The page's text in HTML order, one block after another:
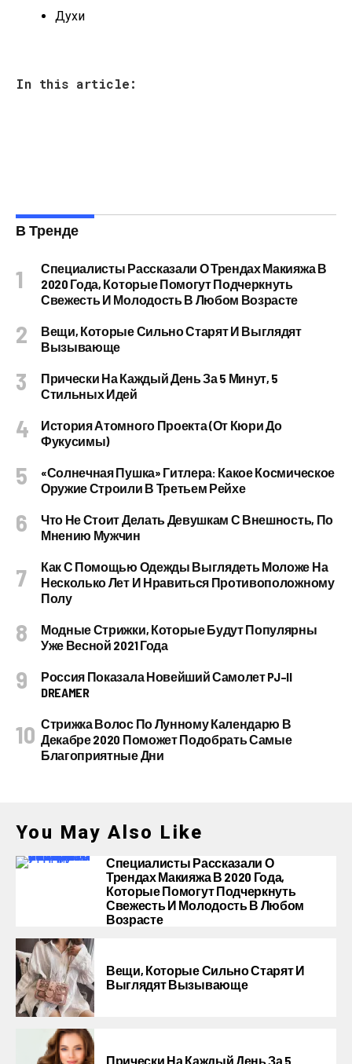
Духи
In this article:
В Тренде
Специалисты Рассказали О Трендах Макияжа В
2020 Года, Которые Помогут Подчеркнуть
Свежесть И Молодость В Любом Возрасте
Вещи, Которые Сильно Старят И Выглядят
Вызывающе
Прически На Каждый День За 5 Минут, 5
Стильных Идей
История Атомного Проекта (от Кюри До
Фукусимы)
«Солнечная Пушка» Гитлера: Какое Космическое
Оружие Строили В Третьем Рейхе
Что Не Стоит Делать Девушкам С Внешность, По
Мнению Мужчин
Как С Помощью Одежды Выглядеть Моложе На
Несколько Лет И Нравиться Противоположному
Полу
Модные Стрижки, Которые Будут Популярны
Уже Весной 2021 Года
Россия Показала Новейший Самолет PJ–II
DREAMER
Стрижка Волос По Лунному Календарю В
Декабре 2020 Поможет Подобрать Самые
Благоприятные Дни
You May Also Like
Специалисты Рассказали О
Трендах Макияжа В 2020 Года,
Которые Помогут Подчеркнуть
Свежесть И Молодость В Любом
Возрасте
Вещи, Которые Сильно Старят И
Выглядят Вызывающе
Прически На Каждый День За 5